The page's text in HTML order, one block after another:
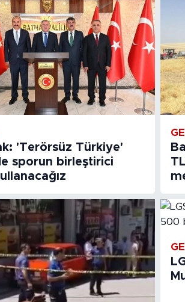
'Terörsüz Türkiye'
sporun birleştirici